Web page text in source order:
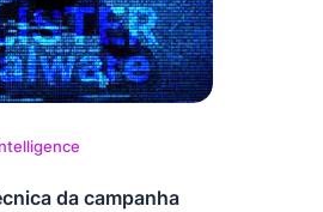
da campanha